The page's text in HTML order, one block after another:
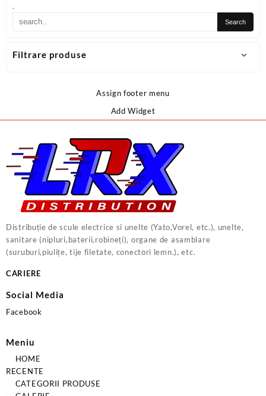
.
Filtrare produse
Assign footer menu
Add Widget
Distribuție de scule electrice si unelte (Yato,Vorel, etc.), unelte,
sanitare (nipluri,baterii,robineți), organe de asamblare
(suruburi,piulițe, tije filetate, conectori lemn.), etc.
CARIERE
Social Media
Facebook
Meniu
HOME
RECENTE
CATEGORII PRODUSE